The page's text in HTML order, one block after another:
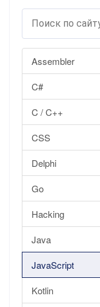
Assembler
C#
C / C++
CSS
Delphi
Go
Hacking
Java
JavaScript
Kotlin